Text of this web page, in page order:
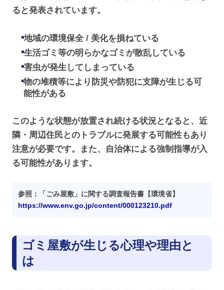
ると発表されています。
地域の環境保全 / 美化を損ねている
生活ゴミ等の明らかなゴミが散乱している
害虫が発生してしまっている
物の堆積等により防災や防犯に支障が生じる可
能性がある
このような状態が放置され続ける状況となると、近
隣・周辺住民とのトラブルに発展する可能性もあり
注意が必要です。また、自治体による強制指導が入
る可能性があります。
参照：「ごみ屋敷」に関する調査報告書【環境省】
https://www.env.go.jp/content/000123210.pdf
ゴミ屋敷が生じる心理や理由と
は